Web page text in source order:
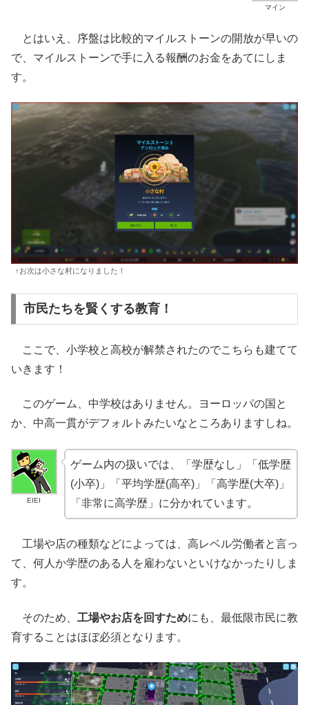
マイン
とはいえ、序盤は比較的マイルストーンの開放が早いの
で、マイルストーンで手に入る報酬のお金をあてにしま
す。
↑お次は小さな村になりました！
市民たちを賢くする教育！
ここで、小学校と高校が解禁されたのでこちらも建てて
いきます！
このゲーム、中学校はありません。ヨーロッパの国と
か、中高一貫がデフォルトみたいなところありますしね。
EIEI
ゲーム内の扱いでは、「学歴なし」「低学歴
(小卒)」「平均学歴(高卒)」「高学歴(大卒)」
「非常に高学歴」に分かれています。
工場や店の種類などによっては、高レベル労働者と言っ
て、何人か学歴のある人を雇わないといけなかったりしま
す。
そのため、 工場やお店を回すためにも、最低限市民に教
育することはほぼ必須となります。